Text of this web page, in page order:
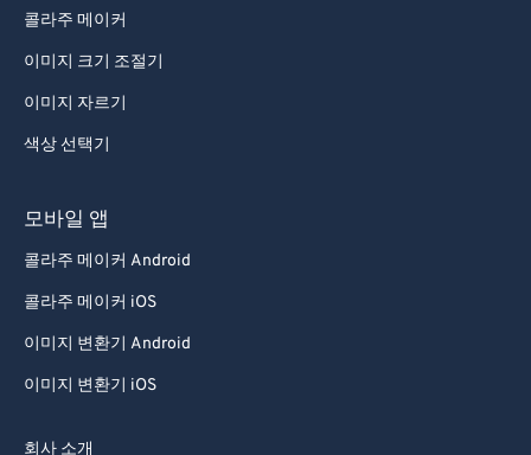
콜라주 메이커
이미지 크기 조절기
이미지 자르기
색상 선택기
모바일 앱
콜라주 메이커 Android
콜라주 메이커 iOS
이미지 변환기 Android
이미지 변환기 iOS
회사 소개